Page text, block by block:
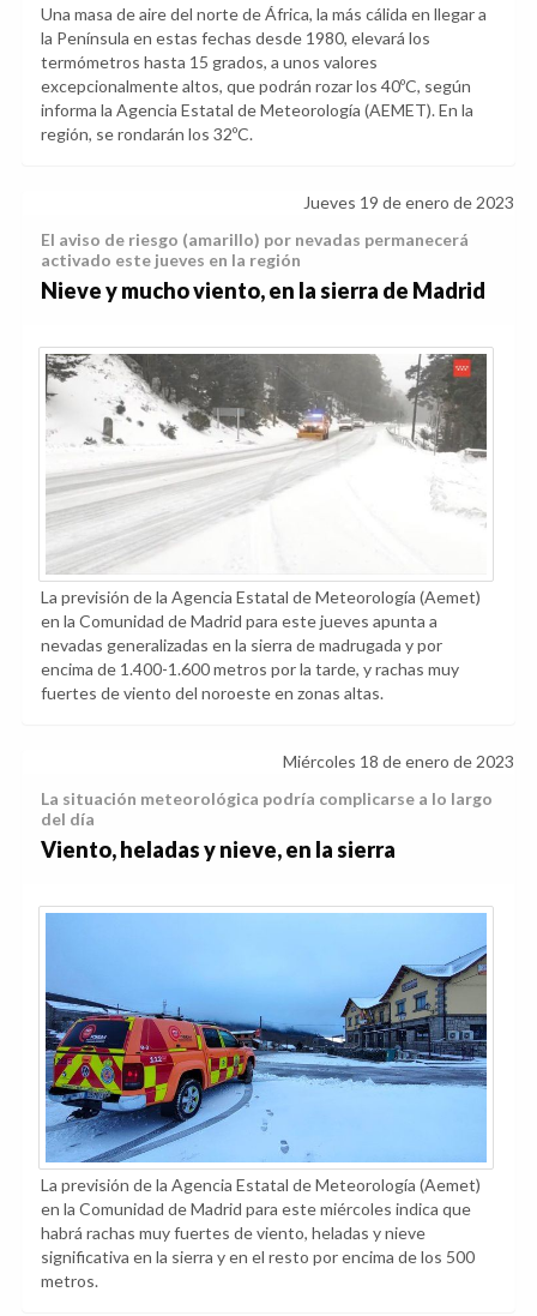
Una masa de aire del norte de África, la más cálida en llegar a
la Península en estas fechas desde 1980, elevará los
termómetros hasta 15 grados, a unos valores
excepcionalmente altos, que podrán rozar los 40ºC, según
informa la Agencia Estatal de Meteorología (AEMET). En la
región, se rondarán los 32ºC.
Jueves 19 de enero de 2023
El aviso de riesgo (amarillo) por nevadas permanecerá
activado este jueves en la región
Nieve y mucho viento, en la sierra de Madrid
La previsión de la Agencia Estatal de Meteorología (Aemet)
en la Comunidad de Madrid para este jueves apunta a
nevadas generalizadas en la sierra de madrugada y por
encima de 1.400-1.600 metros por la tarde, y rachas muy
fuertes de viento del noroeste en zonas altas.
Miércoles 18 de enero de 2023
La situación meteorológica podría complicarse a lo largo
del día
Viento, heladas y nieve, en la sierra
La previsión de la Agencia Estatal de Meteorología (Aemet)
en la Comunidad de Madrid para este miércoles indica que
habrá rachas muy fuertes de viento, heladas y nieve
significativa en la sierra y en el resto por encima de los 500
metros.